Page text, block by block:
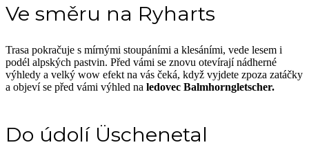
Ve směru na Ryharts
Trasa pokračuje s mírnými stoupáními a klesáními, vede lesem i
podél alpských pastvin. Před vámi se znovu otevírají nádherné
výhledy a velký wow efekt na vás čeká, když vyjdete zpoza zatáčky
a objeví se před vámi výhled na ledovec Balmhorngletscher.
Do údolí Üschenetal